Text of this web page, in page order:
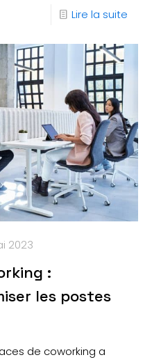
Lire la suite
2023
:
les postes
de coworking a